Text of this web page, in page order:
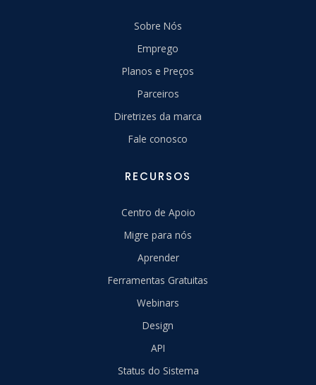
Sobre Nós
Emprego
Planos e Preços
Parceiros
Diretrizes da marca
Fale conosco
RECURSOS
Centro de Apoio
Migre para nós
Aprender
Ferramentas Gratuitas
Webinars
Design
API
Status do Sistema